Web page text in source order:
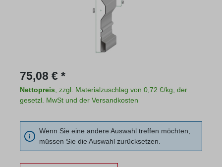
Regulärer Preis:
75,08 € *
Nettopreis , zzgl. Materialzuschlag von 0,72 €/kg, der
gesetzl. MwSt und der Versandkosten
Wenn Sie eine andere Auswahl treffen möchten,
müssen Sie die Auswahl zurücksetzen.